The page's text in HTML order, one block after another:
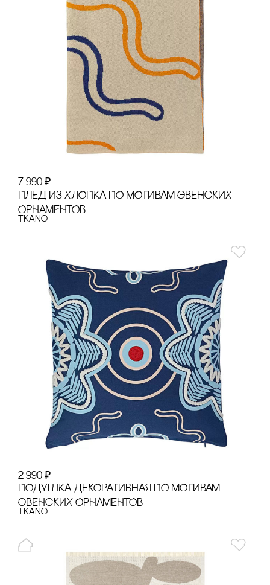
7 990 ₽
ПЛЕД ИЗ ХЛОПКА ПО МОТИВАМ ЭВЕНсКИХ
ОРНАМЕНТОВ
Tkano
2 990 ₽
ПОДУШКА ДЕКОРАТИВНАЯ ПО МОТИВАМ
ЭВЕНсКИХ ОРНАМЕНТОВ
Tkano